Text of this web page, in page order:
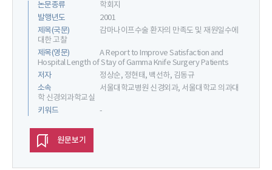
논문종류
학회지
발행년도
2001
제목(국문)
감마나이프수술 환자의 만족도 및 재원일수에
대한 고찰
제목(영문)
A Report to Improve Satisfaction and
Hospital Length of Stay of Gamma Knife Surgery Patients
저자
정상순, 정현태, 백선하, 김동규
소속
서울대학교병원 신경외과, 서울대학교 의과대
학 신경외과학교실
키워드
-
원문보기